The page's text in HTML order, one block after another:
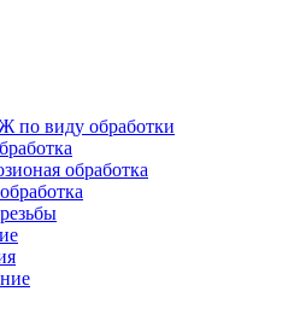
виду обработки
обработка